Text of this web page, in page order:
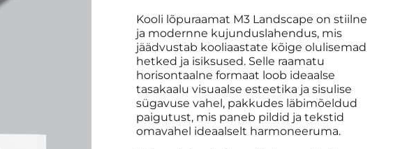
Kooli lõpuraamat M3 Landscape on stiilne
ja modernne kujunduslahendus, mis
jäädvustab kooliaastate kõige olulisemad
hetked ja isiksused. Selle raamatu
horisontaalne formaat loob ideaalse
tasakaalu visuaalse esteetika ja sisulise
sügavuse vahel, pakkudes läbimõeldud
paigutust, mis paneb pildid ja tekstid
omavahel ideaalselt harmoneeruma.